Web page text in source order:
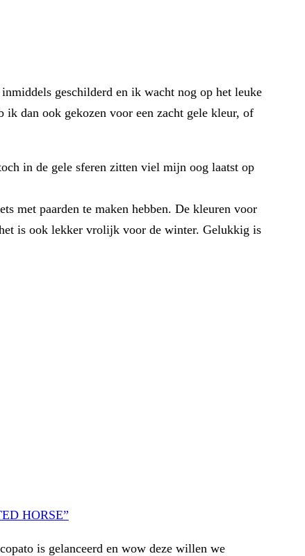
geschilderd en ik wacht nog op het leuke
ik dan ook gekozen voor een zacht gele kleur, of
in de gele sferen zitten viel mijn oog laatst op
met paarden te maken hebben. De kleuren voor
is ook lekker vrolijk voor de winter. Gelukkig is
HORSE”
is gelanceerd en wow deze willen we